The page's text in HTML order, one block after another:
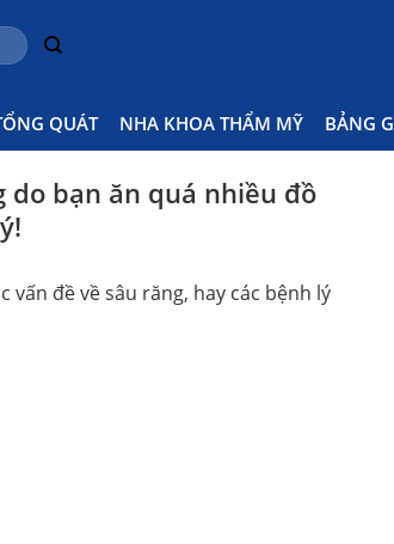
QUÁT NHA KHOA THẨM MỸ BẢNG
do bạn ăn quá nhiều đồ
vấn đề về sâu răng, hay các bệnh lý